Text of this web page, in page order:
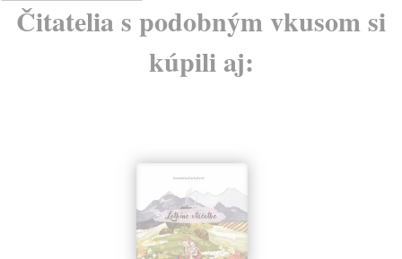
Čitatelia s podobným vkusom si
kúpili aj: